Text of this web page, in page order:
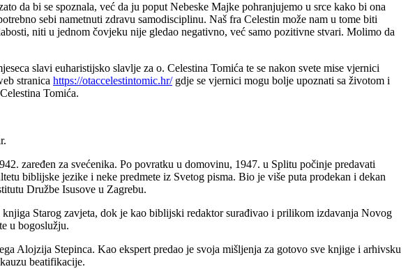
da bi se spoznala, već da ju poput Nebeske Majke pohranjujemo u srce kako bi ona
sebi nametnuti zdravu samodisciplinu. Naš fra Celestin može nam u tome biti
niti u jednom čovjeku nije gledao negativno, već samo pozitivne stvari. Molimo da
slavi euharistijsko slavlje za o. Celestina Tomića te se nakon svete mise vjernici
stranica https://otaccelestintomic.hr/gdje se vjernici mogu bolje upoznati sa životom i
Tomića.
zaređen za svećenika. Po povratku u domovinu, 1947. u Splitu počinje predavati
biblijske jezike i neke predmete iz Svetog pisma. Bio je više puta prodekan i dekan
Družbe Isusove u Zagrebu.
Starog zavjeta, dok je kao biblijski redaktor surađivao i prilikom izdavanja Novog
u bogoslužju.
Alojzija Stepinca. Kao ekspert predao je svoja mišljenja za gotovo sve knjige i arhivsku
beatifikacije.